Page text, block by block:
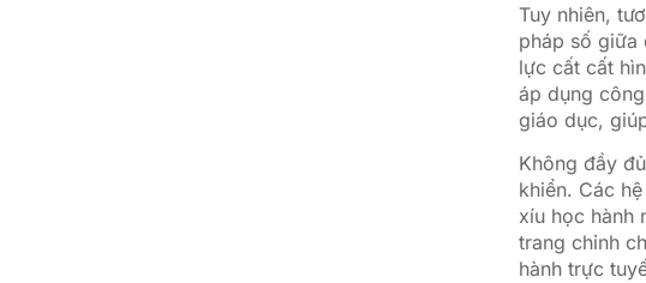
Tuy nhiên,
pháp số giữa
lực cất cất
áp dụng
giáo dục,
Không đầy
khiển. Các
xíu học hành
trang chỉnh
hành trực